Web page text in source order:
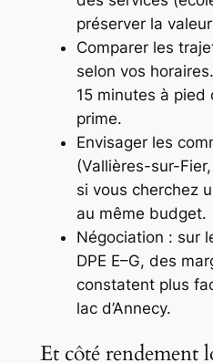
préserver la
Comparer les
selon vos
15 minutes à pied
prime.
Envisager les
(Vallières-sur-
si vous cherchez
au même budget.
Négociation : sur
DPE E–G, des
constatent plus
lac d’Annecy.
Et côté rendement